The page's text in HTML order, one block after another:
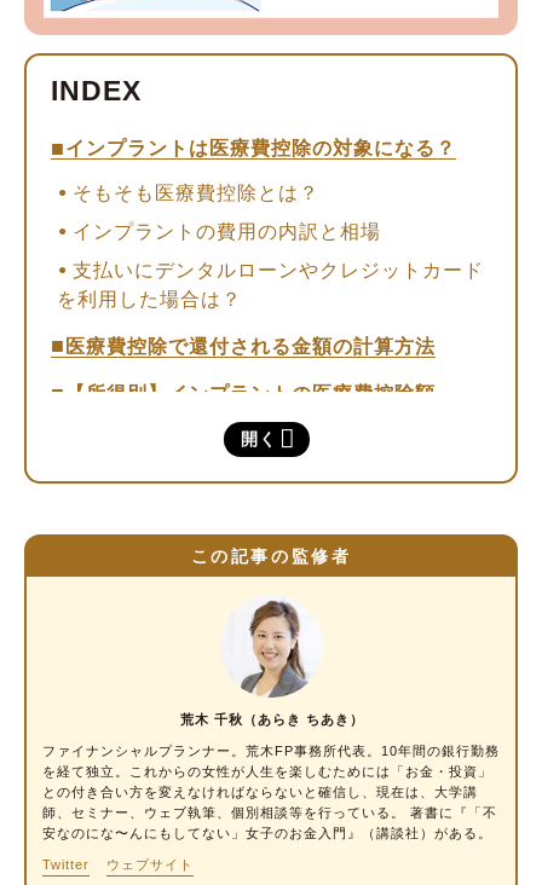
開く
インプラントは医療費控除の対象になる？
そもそも医療費控除とは？
インプラントの費用の内訳と相場
支払いにデンタルローンやクレジットカード
を利用した場合は？
医療費控除で還付される金額の計算方法
【所得別】インプラントの医療費控除額
①所得金額200万円以下
②所得金額300万円
④所得金額500万円
⑥所得金額700万円
⑦所得金額800万円
⑧所得金額900万円
⑨所得金額1,000万円
⑩所得金額1,100万円
⑪所得金額1,200万円
医療費控除を申告する流れ
この記事の監修者
荒木 千秋（あらき ちあき）
ファイナンシャルプランナー
。荒木FP事務所代表。10年間の銀行勤務
を経て独立。これからの女性が人生を楽しむためには「お金・投資」
との付き合い方を変えなければならないと確信し、現在は、大学講
師、セミナー、ウェブ執筆、個別相談等を行っている。 著書に『「不
安なのにな〜んにもしてない」女子のお金入門』（講談社）がある。
Twitter ウェブサイト